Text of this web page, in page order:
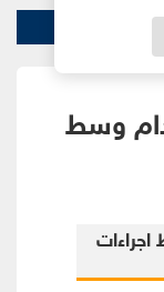
وسط